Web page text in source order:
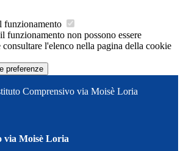
funzionamento
funzionamento non possono essere
l'elenco nella pagina della cookie
preferenze
Comprensivo via Moisè Loria
via Moisè Loria